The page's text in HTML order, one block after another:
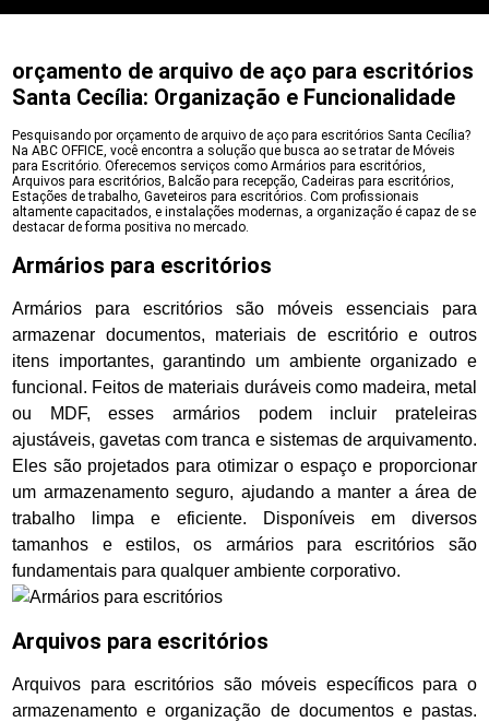
orçamento de arquivo de aço para escritórios
Santa Cecília: Organização e Funcionalidade
Pesquisando por orçamento de arquivo de aço para escritórios Santa Cecília?
Na ABC OFFICE, você encontra a solução que busca ao se tratar de Móveis
para Escritório. Oferecemos serviços como Armários para escritórios,
Arquivos para escritórios, Balcão para recepção, Cadeiras para escritórios,
Estações de trabalho, Gaveteiros para escritórios. Com profissionais
altamente capacitados, e instalações modernas, a organização é capaz de se
destacar de forma positiva no mercado.
Armários para escritórios
Armários para escritórios são móveis essenciais para
armazenar documentos, materiais de escritório e outros
itens importantes, garantindo um ambiente organizado e
funcional. Feitos de materiais duráveis como madeira, metal
ou MDF, esses armários podem incluir prateleiras
ajustáveis, gavetas com tranca e sistemas de arquivamento.
Eles são projetados para otimizar o espaço e proporcionar
um armazenamento seguro, ajudando a manter a área de
trabalho limpa e eficiente. Disponíveis em diversos
tamanhos e estilos, os armários para escritórios são
fundamentais para qualquer ambiente corporativo.
Arquivos para escritórios
Arquivos para escritórios são móveis específicos para o
armazenamento e organização de documentos e pastas.